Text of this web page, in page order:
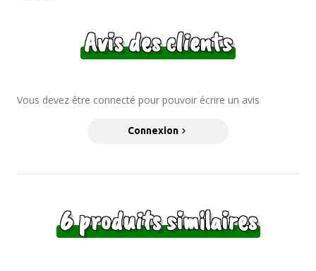
Avis des clients
Vous devez être connecté pour pouvoir écrire un avis
Connexion
6 produits similaires